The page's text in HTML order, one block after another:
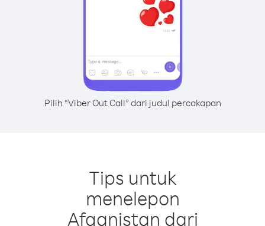
Pilih “Viber Out Call” dari judul percakapan
Tips untuk
menelepon
Afganistan dari